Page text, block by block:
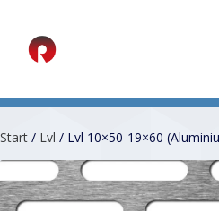
Start / Lvl / Lvl 10×50-19×60